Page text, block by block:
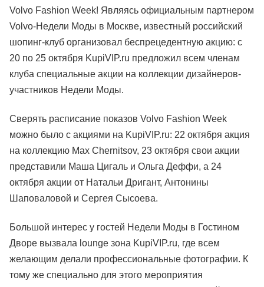
Volvo Fashion Week! Являясь официальным партнером
Volvo-Недели Моды в Москве, известный российский
шопинг-клуб организовал беспрецедентную акцию: с
20 по 25 октября KupiVIP.ru предложил всем членам
клуба специальные акции на коллекции дизайнеров-
участников Недели Моды.
Сверять расписание показов Volvo Fashion Week
можно было с акциями на KupiVIP.ru: 22 октября акция
на коллекцию Max Chernitsov, 23 октября свои акции
представили Маша Цигаль и Ольга Деффи, а 24
октября акции от Натальи Дригант, Антонины
Шаповаловой и Сергея Сысоева.
Большой интерес у гостей Недели Моды в Гостином
Дворе вызвала lounge зона KupiVIP.ru, где всем
желающим делали профессиональные фотографии. К
тому же специально для этого мероприятия